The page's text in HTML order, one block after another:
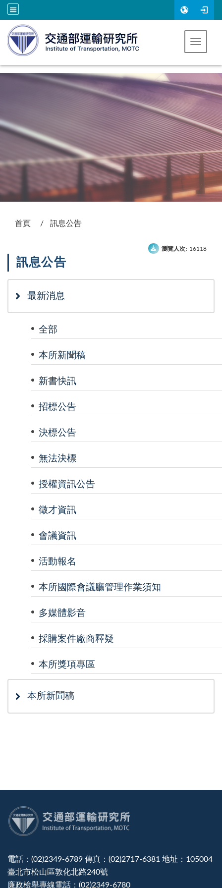
跳到主要內容
Toggle
首頁 訊息公告
瀏覽人次: 16118
訊息公告
最新消息
全部
本所新聞稿
新書快訊
招標公告
決標公告
無法決標
授權資訊公告
徵才資訊
會議資訊
活動報名
本所國際會議廳管理作業須知
多媒體影音
採購案件廠商釋疑
本所獎項專區
本所新聞稿
電話：(02)2349-6789 傳真：(02)2717-6381 地址：105004
臺北市松山區敦化北路240號
廉政檢舉專線電話：(02)2349-6780